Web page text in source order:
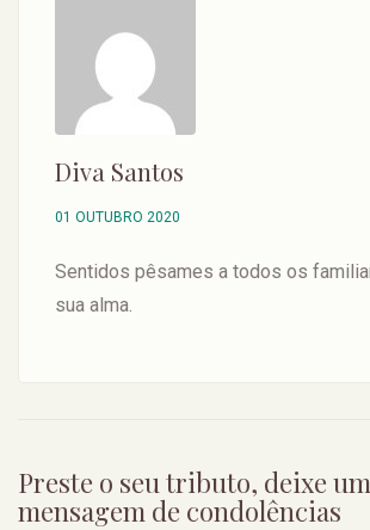
Diva Santos
01 OUTUBRO 2020
Sentidos pêsames a todos os
sua alma.
Preste o seu tributo, deixe
mensagem de condolências